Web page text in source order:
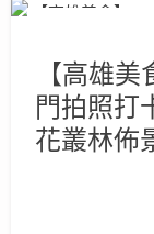
【高雄
門拍照打
花叢林佈